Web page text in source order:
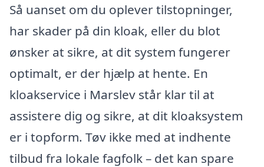
Så uanset om du oplever tilstopninger,
har skader på din kloak, eller du blot
ønsker at sikre, at dit system fungerer
optimalt, er der hjælp at hente. En
kloakservice i Marslev står klar til at
assistere dig og sikre, at dit kloaksystem
er i topform. Tøv ikke med at indhente
tilbud fra lokale fagfolk – det kan spare